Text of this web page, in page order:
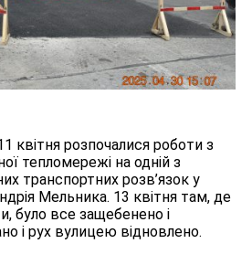
квітня розпочалися роботи з
тепломережі на одній з
транспортних розв’язок у
Мельника. 13 квітня там, де
було все защебенено і
і рух вулицею відновлено.